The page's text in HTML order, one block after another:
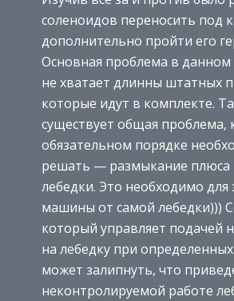
соленоидов переносить под
дополнительно пройти его
Основная проблема в
не хватает длинны штатных
которые идут в комплекте.
существует общая проблема,
обязательном порядке
решать — размыкание плюса
лебедки. Это необходимо
машины от самой лебедки)))
который управляет подачей
на лебедку при
может залипнуть, что
неконтролируемой работе